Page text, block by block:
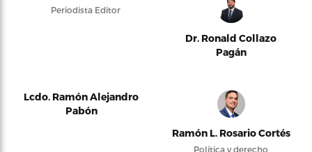
Periodista Editor
Dr. Ronald Collazo
Pagán
Lcdo. Ramón Alejandro
Pabón
Ramón L. Rosario Cortés
Política y derecho